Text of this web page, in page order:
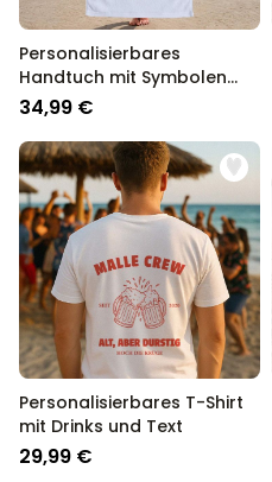
Personalisierbares
Handtuch mit Symbolen
und Text
34,99 €
Personalisierbares T-Shirt
mit Drinks und Text
29,99 €